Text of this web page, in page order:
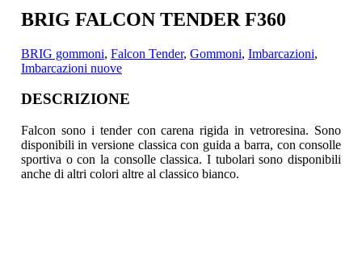
BRIG FALCON TENDER F360
BRIG gommoni, Falcon Tender, Gommoni, Imbarcazioni,
Imbarcazioni nuove
DESCRIZIONE
Falcon sono i tender con carena rigida in vetroresina. Sono
disponibili in versione classica con guida a barra, con consolle
sportiva o con la consolle classica. I tubolari sono disponibili
anche di altri colori altre al classico bianco.